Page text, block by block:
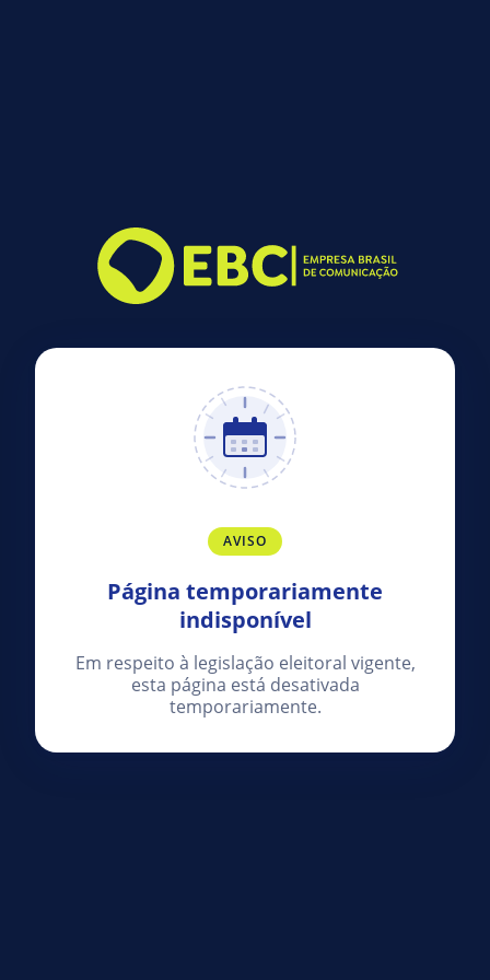
AVISO
Página temporariamente
indisponível
Em respeito à legislação eleitoral vigente,
esta página está desativada
temporariamente.